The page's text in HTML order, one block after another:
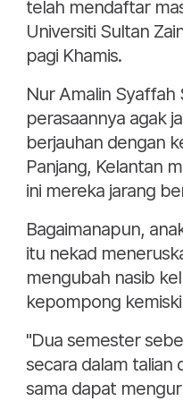
telah mendaftar
Universiti Sultan
pagi Khamis.
Nur Amalin Syaffah
perasaannya agak
berjauhan dengan
Panjang, Kelantan
ini mereka jarang
Bagaimanapun,
itu nekad
mengubah nasib
kepompong
"Dua semester
secara dalam talian
sama dapat